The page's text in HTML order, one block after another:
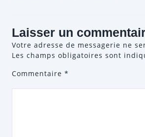
Laisser un
Votre adresse de messagerie ne
Les champs obligatoires sont
Commentaire *